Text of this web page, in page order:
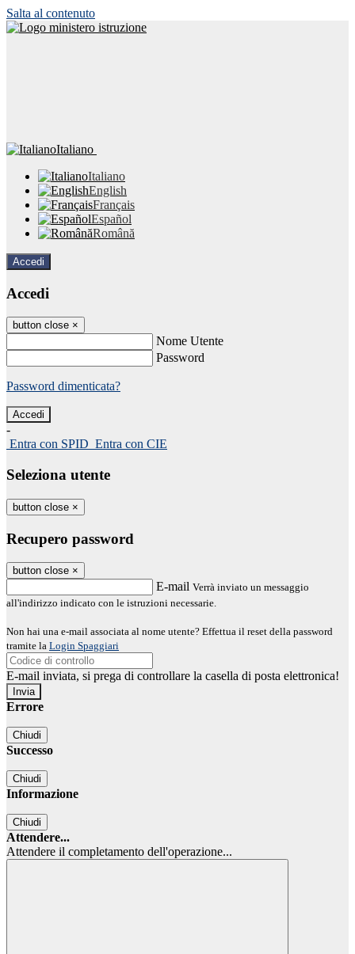
Salta al contenuto
Italiano
Italiano
English
Français
Español
Română
Accedi
Accedi
button close ×
Nome Utente
Password
Password dimenticata?
-
Entra con SPID Entra con CIE
Seleziona utente
button close ×
Recupero password
button close ×
E-mail Verrà inviato un messaggio
all'indirizzo indicato con le istruzioni necessarie.
Non hai una e-mail associata al nome utente? Effettua il reset della password
tramite la Login Spaggiari
E-mail inviata, si prega di controllare la casella di posta elettronica!
Errore
Chiudi
Successo
Chiudi
Informazione
Chiudi
Attendere...
Attendere il completamento dell'operazione...